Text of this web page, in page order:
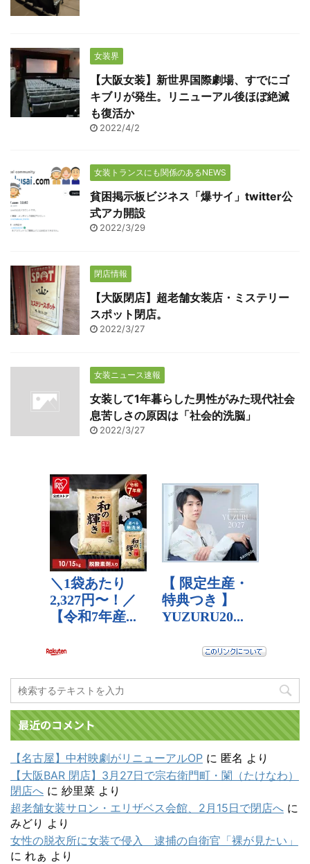
女装界
【大阪女装】新世界国際劇場、すでにゴ
キブリが発生。リニューアル後ほぼ絶滅
も復活か
2022/4/2
女装トランスにも関係のあるNEWS
貧困掲示板ビジネス「爆サイ」twitter公
式アカ開設
2022/3/29
閉店情報
【大阪閉店】超老舗女装店・ミステリー
スポット閉店。
2022/3/27
女装ニュース速報
女装して1年暮らした男性がみた現代社会
息苦しさの原因は「社会的洗脳」
2022/3/27
最近のコメント
【名古屋】中村映劇がリニューアルOP に 匿名 より
【大阪BAR 閉店】3月27日で宗右衛門町・闌（たけなわ）
閉店へ に 紗里菜 より
超老舗女装サロン・エリザベス会館、2月15日で閉店へ に
みどり より
女性の脱衣所に女装で侵入 逮捕の自衛官「裸が見たい」
に れぁ より